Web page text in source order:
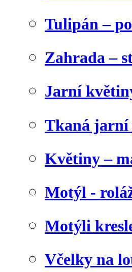
Tulipán –
Zahrada –
Jarní
Tkaná
Květiny –
Motýl -
Motýli
Včelky na